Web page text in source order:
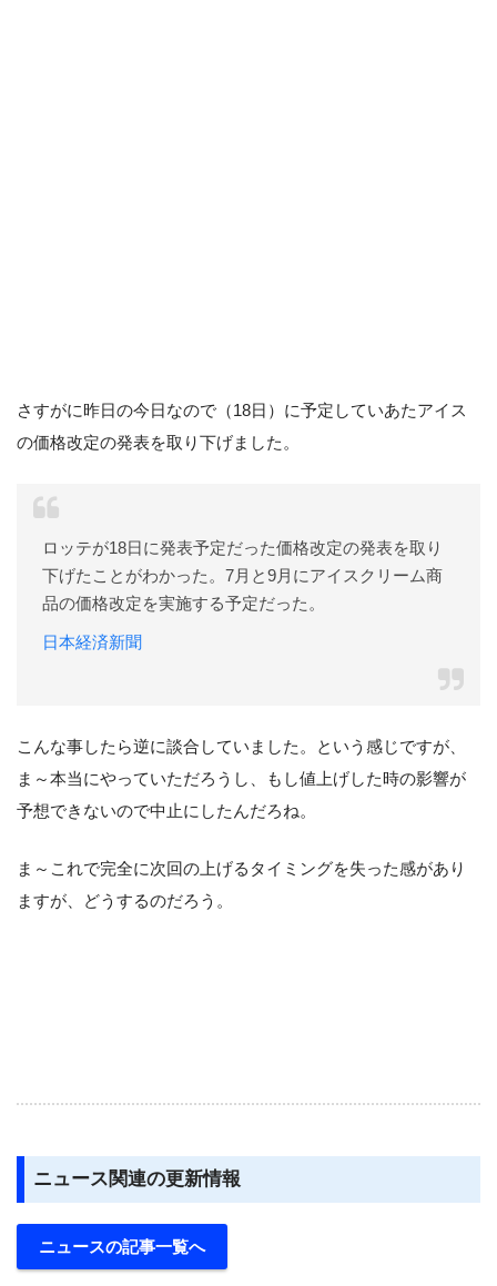
さすがに昨日の今日なので（18日）に予定していあたアイス
の価格改定の発表を取り下げました。
ロッテが18日に発表予定だった価格改定の発表を取り
下げたことがわかった。7月と9月にアイスクリーム商
品の価格改定を実施する予定だった。
日本経済新聞
こんな事したら逆に談合していました。という感じですが、
ま～本当にやっていただろうし、もし値上げした時の影響が
予想できないので中止にしたんだろね。
ま～これで完全に次回の上げるタイミングを失った感があり
ますが、どうするのだろう。
ニュース関連の更新情報
ニュースの記事一覧へ